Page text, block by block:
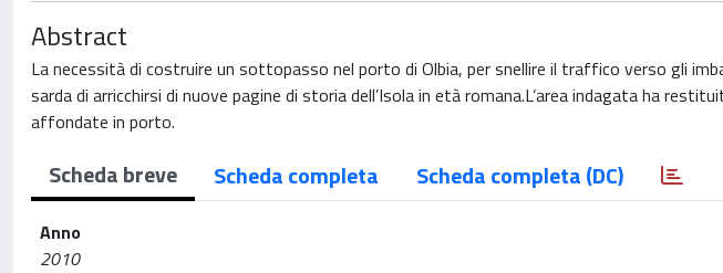
Abstract
La necessità di costruire un sottopasso nel porto di Olbia, per snellire il traffico verso gli
sarda di arricchirsi di nuove pagine di storia dell’Isola in età romana.L’area indagata ha
affondate in porto.
Scheda breve Scheda completa Scheda completa (DC)
Anno
2010